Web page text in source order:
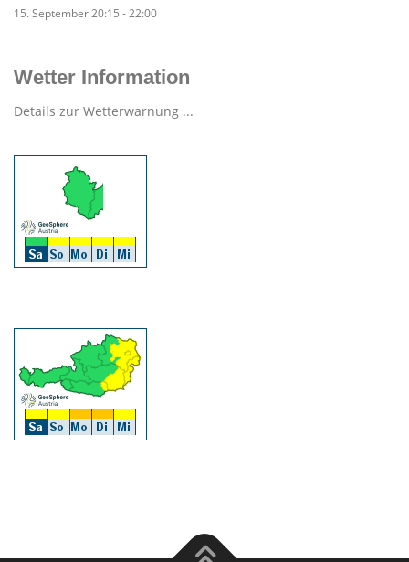
15. September 20:15 -22:00
Wetter Information
Details zur Wetterwarnung ...